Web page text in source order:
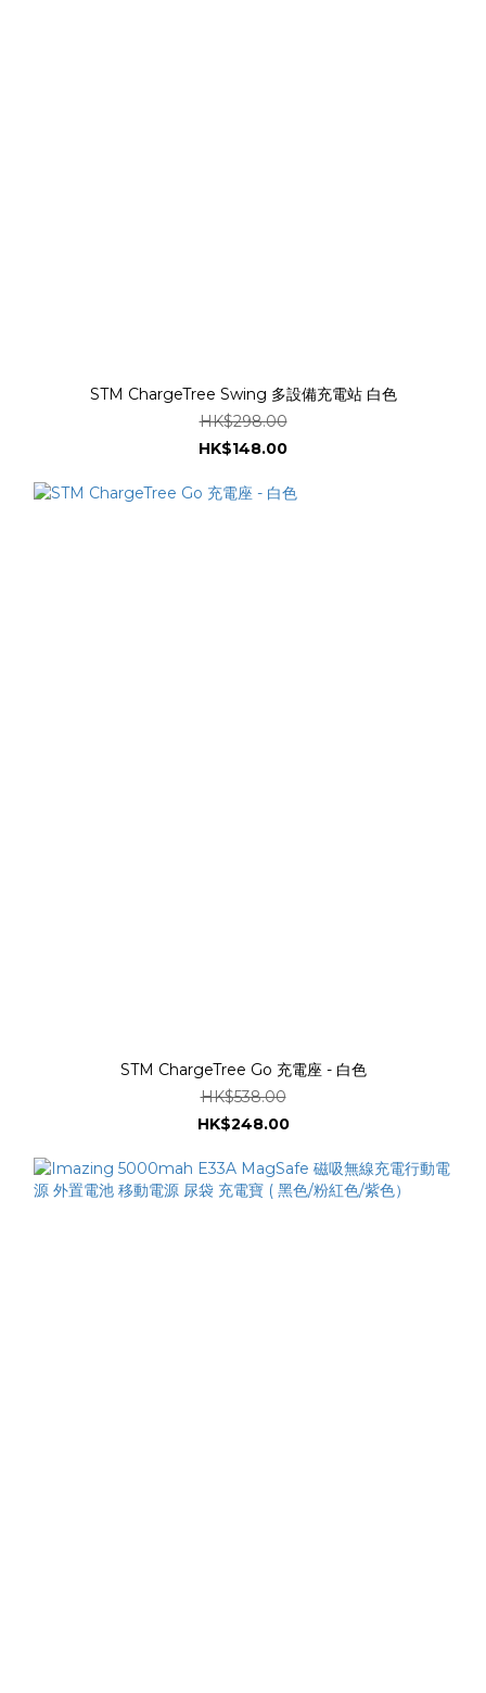
STM ChargeTree Swing 多設備充電站 白色
HK$298.00
HK$148.00
STM ChargeTree Go 充電座 - 白色
HK$538.00
HK$248.00